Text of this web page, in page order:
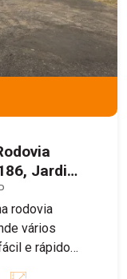
Jardim
rodovia
vários
e rápido